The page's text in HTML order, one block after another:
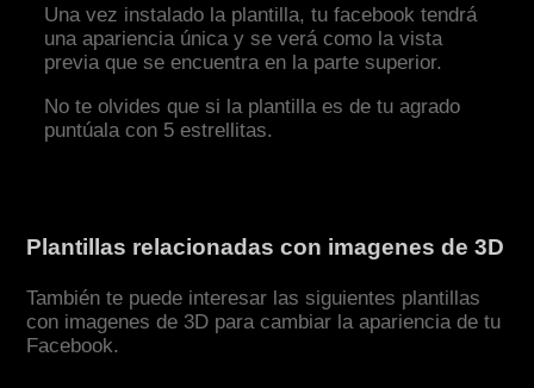
Una vez instalado la plantilla, tu facebook tendrá
una apariencia única y se verá como la vista
previa que se encuentra en la parte superior.
No te olvides que si la plantilla es de tu agrado
puntúala con 5 estrellitas.
Plantillas relacionadas con imagenes de 3D
También te puede interesar las siguientes plantillas
con imagenes de 3D para cambiar la apariencia de tu
Facebook.